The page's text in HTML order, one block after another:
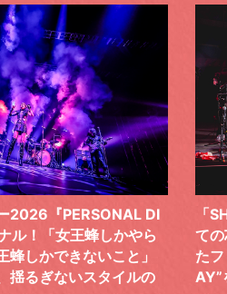
!!!」ロックバンドとし
笑顔と感謝で泳ぎ切っ
、DAY2“GOODBYE D
気
レ